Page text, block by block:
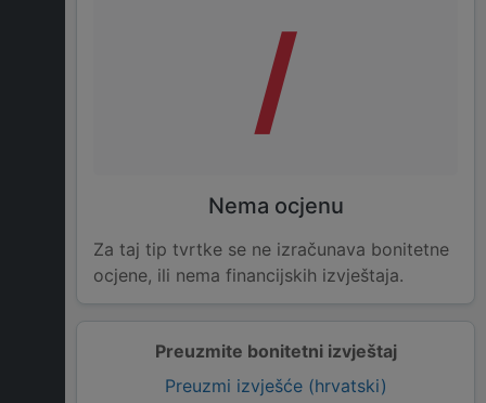
Preuzmite bonitetni izvještaj
Preuzmi izvješće (hrvatski)
/
Nema ocjenu
Za taj tip tvrtke se ne izračunava bonitetne
ocjene, ili nema financijskih izvještaja.